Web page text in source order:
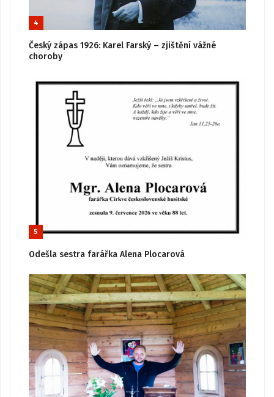
4
Český zápas 1926: Karel Farský – zjištění vážné
choroby
5
Odešla sestra farářka Alena Plocarová